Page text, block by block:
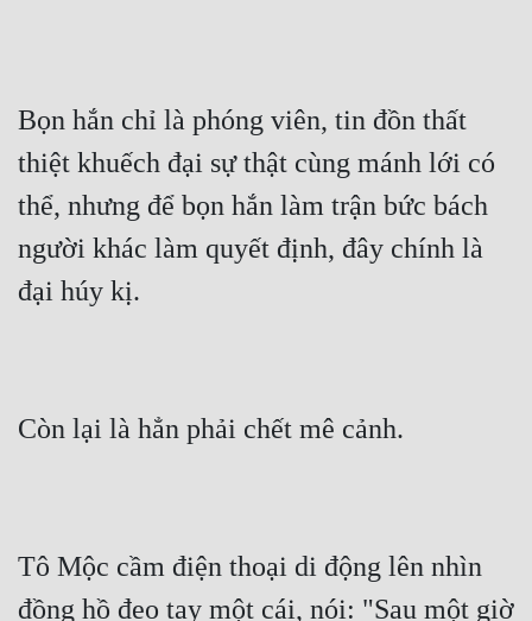
Bọn hắn chỉ là phóng viên, tin đồn thất
thiệt khuếch đại sự thật cùng mánh lới có
thể, nhưng để bọn hắn làm trận bức bách
người khác làm quyết định, đây chính là
đại húy kị.
Còn lại là hẳn phải chết mê cảnh.
Tô Mộc cầm điện thoại di động lên nhìn
đồng hồ đeo tay một cái, nói: "Sau một giờ